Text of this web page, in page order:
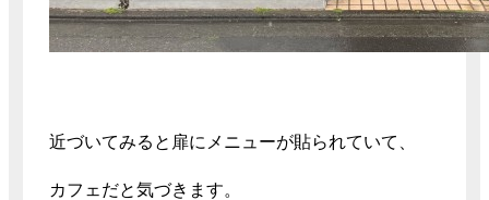
近づいてみると扉にメニューが貼られていて、
カフェだと気づきます。